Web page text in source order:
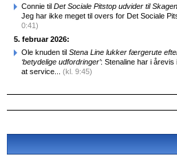
Connie til Det Sociale Pitstop udvider til
Jeg har ikke meget til overs for Det Sociale
0:41)
5. februar 2026:
Ole knuden til Stena Line lukker færgerute
‘betydelige udfordringer’: Stenaline har i årevis
at service... (kl. 9:45)